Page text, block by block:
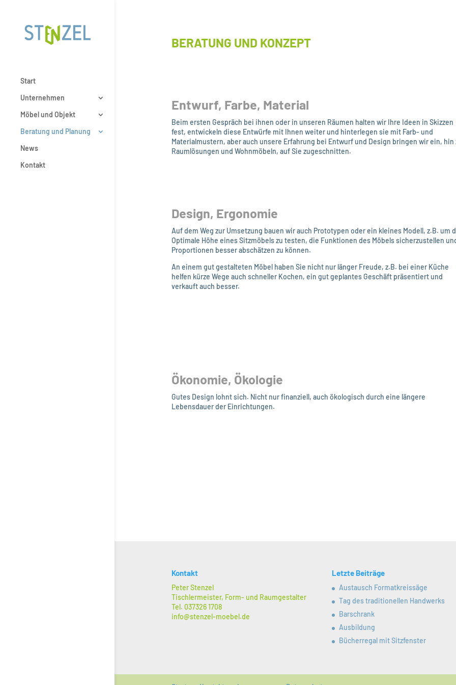
Start
Unternehmen
Möbel und Objekt
Beratung und Planung
News
Kontakt
BERATUNG UND KONZEPT
Entwurf, Farbe, Material
Beim ersten Gespräch bei ihnen oder in unseren Räumen halten wir Ihre Ideen in Skizzen
fest, entwickeln diese Entwürfe mit Ihnen weiter und hinterlegen sie mit Farb- und
Materialmustern, aber auch unsere Erfahrung bei Entwurf und Design bringen wir ein, hin
Raumlösungen und Wohnmöbeln, auf Sie zugeschnitten.
Design, Ergonomie
Auf dem Weg zur Umsetzung bauen wir auch Prototypen oder ein kleines Modell, z.B. um
Optimale Höhe eines Sitzmöbels zu testen, die Funktionen des Möbels sicherzustellen
Proportionen besser abschätzen zu können.
An einem gut gestalteten Möbel haben Sie nicht nur länger Freude, z.B. bei einer Küche
helfen kürze Wege auch schneller Kochen, ein gut geplantes Geschäft präsentiert und
verkauft auch besser.
Ökonomie, Ökologie
Gutes Design lohnt sich. Nicht nur finanziell, auch ökologisch durch eine längere
Lebensdauer der Einrichtungen.
Kontakt
Peter Stenzel
Tischlermeister, Form- und Raumgestalter
Tel. 037326 1708
info@stenzel-moebel.de
Letzte Beiträge
Austausch Formatkreissäge
Tag des traditionellen Handwerks
Barschrank
Ausbildung
Bücherregal mit Sitzfenster